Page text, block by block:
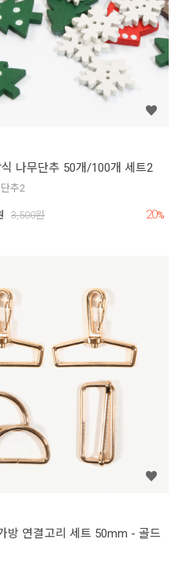
나무단추 50개/100개 세트2
추2
3,500원 20%
방 연결고리 세트 50mm - 골드